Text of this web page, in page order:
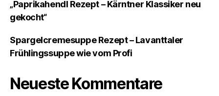
„Paprikahendl Rezept – Kärntner Klassiker neu
gekocht“
Spargelcremesuppe Rezept – Lavanttaler
Frühlingssuppe wie vom Profi
Neueste Kommentare